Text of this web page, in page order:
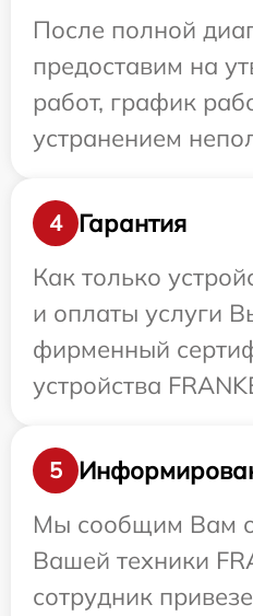
После полной
предоставим на
работ, график
устранением
4
Гарантия
Как только
и оплаты услуги
фирменный
устройства
5
Мы сообщим Вам о
Вашей техники
сотрудник